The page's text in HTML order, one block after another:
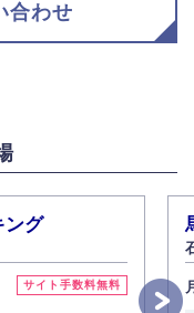
合わせ
ング
サイト手数料無料